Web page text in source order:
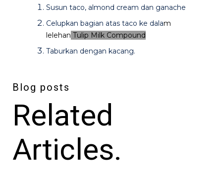
Susun taco, almond cream dan ganache
Celupkan bagian atas taco ke dalam
lelehan Tulip Milk Compound
Taburkan dengan kacang.
Blog posts
Related
Articles.